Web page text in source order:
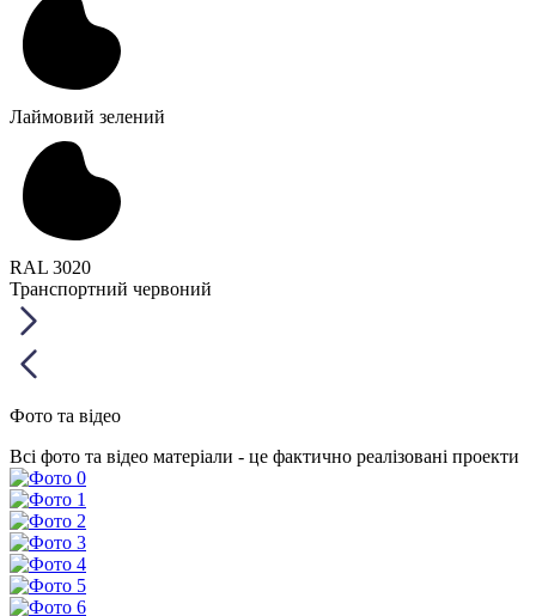
Лаймовий зелений
RAL 3020
Транспортний червоний
Фото та відео
Всі фото та відео матеріали - це фактично реалізовані проекти